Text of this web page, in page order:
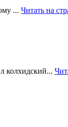
... Читать на
колхидский...